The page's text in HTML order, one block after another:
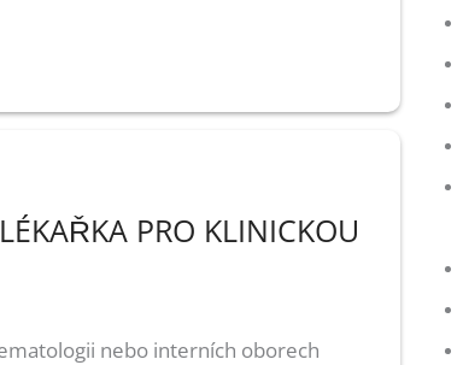
PRO KLINICKOU
nebo interních oborech